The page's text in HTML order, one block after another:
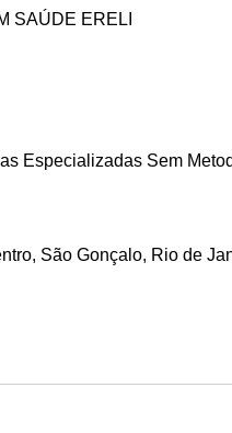
SAÚDE ERELI
Especializadas Sem
São Gonçalo, Rio de